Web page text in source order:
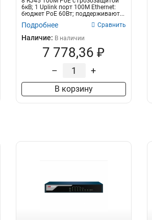
6кВ; 1 Uplink порт 100М Ethernet:
бюджет PoE 60Вт; поддерживают...
Подробнее Сравнить
Наличие: В наличии
7 778,36 ₽
– +
В корзину